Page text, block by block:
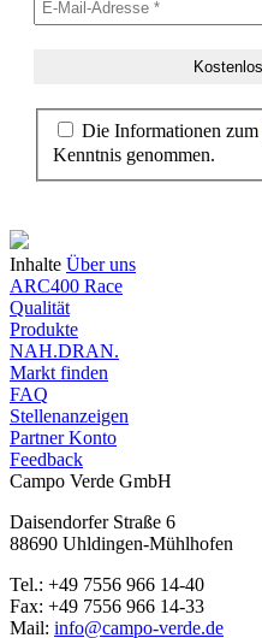
Die Informationen zum
Kenntnis genommen.
Inhalte Über uns
ARC400 Race
Qualität
Produkte
NAH.DRAN.
Markt finden
FAQ
Stellenanzeigen
Partner Konto
Feedback
Campo Verde GmbH
Daisendorfer Straße 6
88690 Uhldingen-Mühlhofen
Tel.: +49 7556 966 14-40
Fax: +49 7556 966 14-33
Mail: info@campo-verde.de